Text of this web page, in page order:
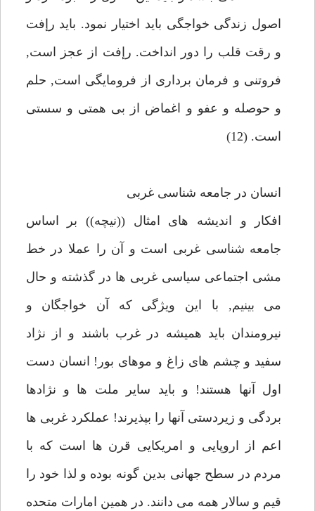
اصول زندگى خواجگى بايد اختيار نمود. بايد رإفت
و رقت قلب را دور انداخت. رإفت از عجز است,
فروتنى و فرمان بردارى از فرومايگى است, حلم
و حوصله و عفو و اغماض از بى همتى و سستى
است. (12)
انسان در جامعه شناسى غربى
افكار و انديشه هاى امثال ((نيچه)) بر اساس
جامعه شناسى غربى است و آن را عملا در خط
مشى اجتماعى سياسى غربى ها در گذشته و حال
مى بينيم, با اين ويژگى كه آن خواجگان و
نيرومندان بايد هميشه در غرب باشند و از نژاد
سفيد و چشم هاى زاغ و موهاى بور! انسان دست
اول آنها هستند! و بايد ساير ملت ها و نژادها
بردگى و زيردستى آنها را بپذيرند! عملكرد غربى ها
اعم از اروپايى و امريكايى قرن ها است كه با
مردم در سطح جهانى بدين گونه بوده و لذا خود را
قيم و سالار همه مى دانند. در همين امارات متحده